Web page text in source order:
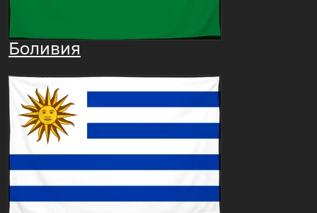
Боливия